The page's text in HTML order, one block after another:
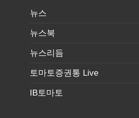
뉴스
뉴스북
뉴스리듬
토마토증권통 Live
IB토마토